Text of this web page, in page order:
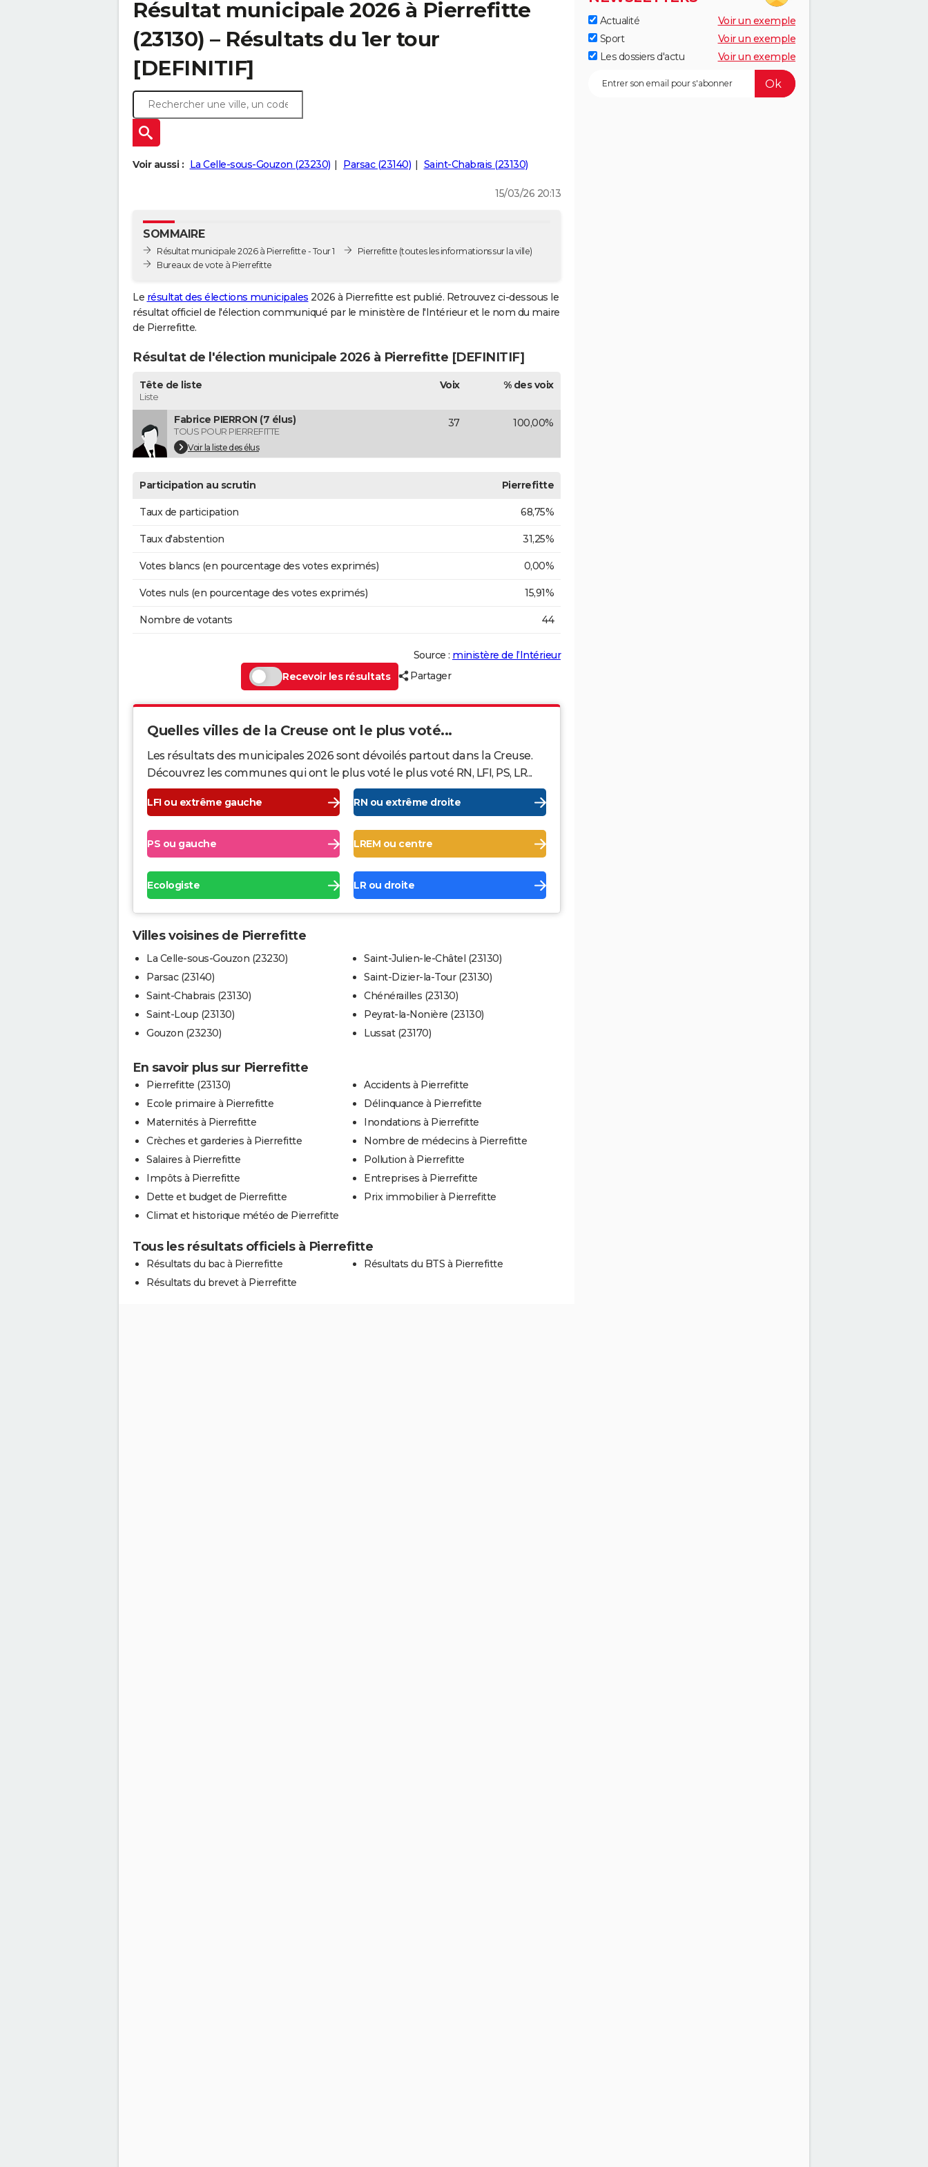
Résultat municipale 2026 à Pierrefitte
(23130) – Résultats du 1er tour
[DEFINITIF]
Voir aussi : La Celle-sous-Gouzon (23230) Parsac (23140) Saint-Chabrais (23130)
15/03/26 20:13
SOMMAIRE
Résultat municipale 2026 à Pierrefitte - Tour 1
Bureaux de vote à Pierrefitte
Pierrefitte (toutes les informations sur la ville)
Le résultat des élections municipales 2026 à Pierrefitte est publié. Retrouvez ci-dessous le
résultat officiel de l'élection communiqué par le ministère de l'Intérieur et le nom du maire
de Pierrefitte.
Résultat de l'élection municipale 2026 à Pierrefitte [DEFINITIF]
Tête de liste
Liste
Voix % des voix
Fabrice PIERRON (7 élus)
TOUS POUR PIERREFITTE
Voir la liste des élus
37 100,00%
Participation au scrutin Pierrefitte
Taux de participation 68,75%
Taux d'abstention 31,25%
Votes blancs (en pourcentage des votes exprimés) 0,00%
Votes nuls (en pourcentage des votes exprimés) 15,91%
Nombre de votants 44
Source : ministère de l’Intérieur
Recevoir les résultats
Partager
Quelles villes de la Creuse ont le plus voté...
Les résultats des municipales 2026 sont dévoilés partout dans la Creuse.
Découvrez les communes qui ont le plus voté le plus voté RN, LFI, PS, LR...
LFI ou extrême gauche RN ou extrême droite
PS ou gauche LREM ou centre
Ecologiste LR ou droite
Villes voisines de Pierrefitte
La Celle-sous-Gouzon (23230)
Parsac (23140)
Saint-Chabrais (23130)
Saint-Loup (23130)
Gouzon (23230)
Saint-Julien-le-Châtel (23130)
Saint-Dizier-la-Tour (23130)
Chénérailles (23130)
Peyrat-la-Nonière (23130)
Lussat (23170)
En savoir plus sur Pierrefitte
Pierrefitte (23130)
Ecole primaire à Pierrefitte
Maternités à Pierrefitte
Crèches et garderies à Pierrefitte
Salaires à Pierrefitte
Impôts à Pierrefitte
Dette et budget de Pierrefitte
Climat et historique météo de Pierrefitte
Accidents à Pierrefitte
Délinquance à Pierrefitte
Inondations à Pierrefitte
Nombre de médecins à Pierrefitte
Pollution à Pierrefitte
Entreprises à Pierrefitte
Prix immobilier à Pierrefitte
Tous les résultats officiels à Pierrefitte
Résultats du bac à Pierrefitte
Résultats du brevet à Pierrefitte
Résultats du BTS à Pierrefitte
Actualité
Voir un exemple
Sport
Voir un exemple
Les dossiers d'actu
Voir un exemple